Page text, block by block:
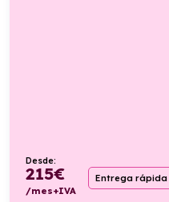
Desde:
215€
/mes+IVA
Entrega rápida